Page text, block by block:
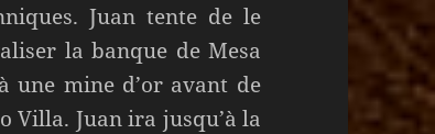
Juan tente de le
la banque de Mesa
une mine d’or avant de
Villa. Juan ira jusqu’à la